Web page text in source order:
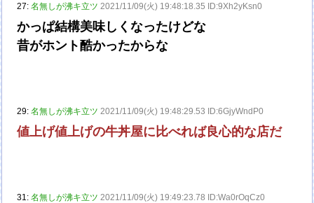
27:名無しが沸キ立ツ 2021/11/09(火) 19:48:18.35 ID:9Xh2yKsn0
かっぱ結構美味しくなったけどな
昔がホント酷かったからな
29:名無しが沸キ立ツ 2021/11/09(火) 19:48:29.53 ID:6GjyWndP0
値上げ値上げの牛丼屋に比べれば良心的な店だ
31:名無しが沸キ立ツ 2021/11/09(火) 19:49:23.78 ID:Wa0rOqCz0